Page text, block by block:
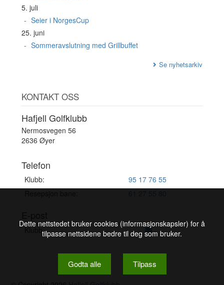
5. juli
Seier i NorgesCup
25. juni
Sommeravslutning med Grillbuffet
Se nyhetsarkiv
KONTAKT OSS
Hafjell Golfklubb
Nermosvegen 56
2636 Øyer
Telefon
Klubb:
95 17 76 55
Klubb:
Dette nettstedet bruker cookies (informasjonskapsler) for å
tilpasse nettsidene bedre til deg som bruker.
Godta alle Tilpass